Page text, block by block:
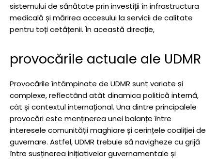
sistemului de sănătate prin investiții în infrastructura
medicală și mărirea accesului la servicii de calitate
pentru toți cetățenii. În această direcție,
provocările actuale ale UDMR
Provocările întâmpinate de UDMR sunt variate și
complexe, reflectând atât dinamica politică internă,
cât și contextul internațional. Una dintre principalele
provocări este menținerea unei balanțe între
interesele comunității maghiare și cerințele coaliției de
guvernare. Astfel, UDMR trebuie să navigheze cu grijă
între susținerea inițiativelor guvernamentale și